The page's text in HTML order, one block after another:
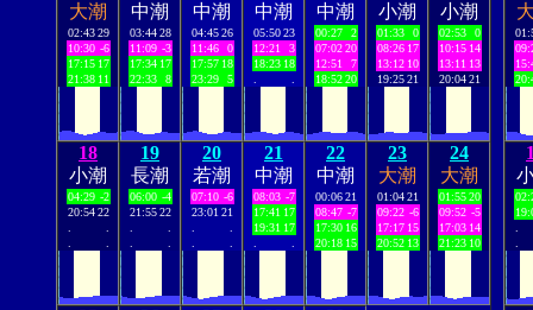
大潮
02:43 29
10:30 -6
17:15 17
21:38 11
中潮
03:44 28
11:09 -3
17:34 17
22:33
8
中潮
04:45 26
11:46
0
17:57 18
23:29
5
中潮
05:50 23
12:21
3
18:23 18
中潮
00:27
2
07:02 20
12:51
7
18:52 20
小潮
01:33
0
08:26 17
13:12 10
19:25 21
小潮
02:53
0
10:15 14
13:11 13
20:04 21
18
小潮
04:29 -2
20:54 22
19
長潮
06:00 -4
21:55 22
20
若潮
07:10 -6
23:01 21
21
中潮
08:03 -7
17:41 17
19:31 17
22
中潮
00:06 21
08:47 -7
17:30 16
20:18 15
23
大潮
01:04 21
09:22 -6
17:17 15
20:52 13
24
大潮
01:55 20
09:52 -5
17:03 14
21:23 10